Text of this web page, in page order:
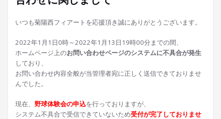
いつも菊陽西フィアートを応援頂き誠にありがとうございます。
2022年1月1日0時～2022年1月13日19時00分までの間、
ホームページ上のお問い合わせページのシステムに不具合が発生
しており、
お問い合わせ内容全般が当管理者宛に正しく送信できておりませ
んでした。
現在、 野球体験会の申込を行っておりますが、
システム不具合で受信できていないため受付が完了しておりませ